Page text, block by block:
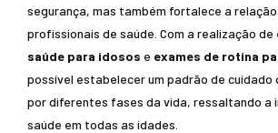
segurança, mas também fortalece a
profissionais de saúde. Com a realização de
saúde para idosos e exames de rotina
possível estabelecer um padrão de cuidado
por diferentes fases da vida, ressaltando a
saúde em todas as idades.